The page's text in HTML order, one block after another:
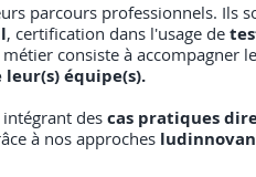
parcours professionnels. Ils
, certification dans l'usage de
consiste à accompagner
équipe(s).
des cas pratiques
à nos approches